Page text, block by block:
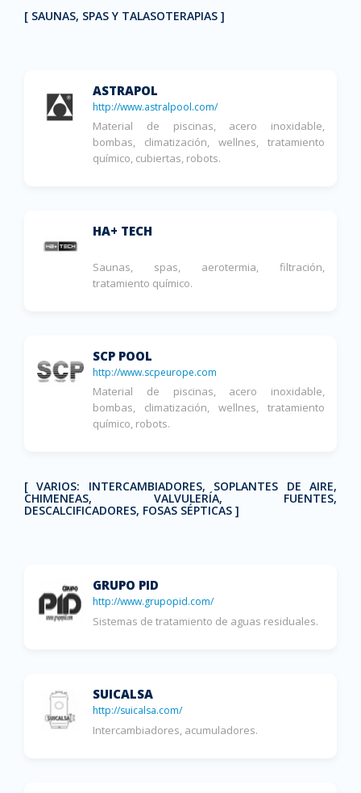
[ SAUNAS, SPAS Y TALASOTERAPIAS ]
ASTRAPOL
http://www.astralpool.com/
Material de piscinas, acero inoxidable,
bombas, climatización, wellnes, tratamiento
químico, cubiertas, robots.
HA+ TECH
Saunas, spas, aerotermia, filtración,
tratamiento químico.
SCP POOL
http://www.scpeurope.com
Material de piscinas, acero inoxidable,
bombas, climatización, wellnes, tratamiento
químico, robots.
[ VARIOS: INTERCAMBIADORES, SOPLANTES DE AIRE,
CHIMENEAS, VALVULERÍA, FUENTES,
DESCALCIFICADORES, FOSAS SÉPTICAS ]
GRUPO PID
http://www.grupopid.com/
Sistemas de tratamiento de aguas residuales.
SUICALSA
http://suicalsa.com/
Intercambiadores, acumuladores.